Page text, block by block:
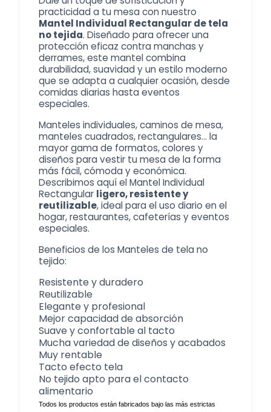
practicidad a tu mesa con nuestro
Mantel Individual Rectangular de tela
no tejida. Diseñado para ofrecer una
protección eficaz contra manchas y
derrames, este mantel combina
durabilidad, suavidad y un estilo moderno
que se adapta a cualquier ocasión, desde
comidas diarias hasta eventos
especiales.
Manteles individuales, caminos de mesa,
manteles cuadrados, rectangulares… la
mayor gama de formatos, colores y
diseños para vestir tu mesa de la forma
más fácil, cómoda y económica.
Describimos aquí el Mantel Individual
Rectangular ligero, resistente y
reutilizable, ideal para el uso diario en el
hogar, restaurantes, cafeterías y eventos
especiales.
Beneficios de los Manteles de tela no
tejido:
Resistente y duradero
Reutilizable
Elegante y profesional
Mejor capacidad de absorción
Suave y confortable al tacto
Mucha variedad de diseños y acabados
Muy rentable
Tacto efecto tela
No tejido apto para el contacto
alimentario
Todos los productos están fabricados bajo las más estrictas